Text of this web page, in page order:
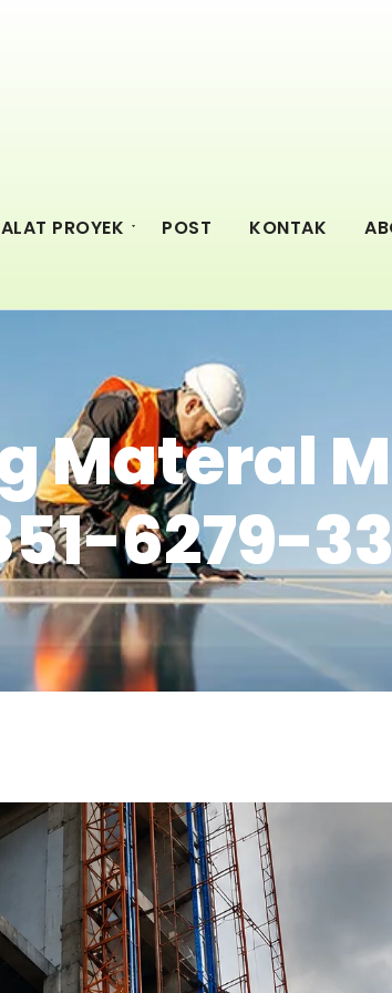
ALAT PROYEK POST KONTAK
Materal
6279-